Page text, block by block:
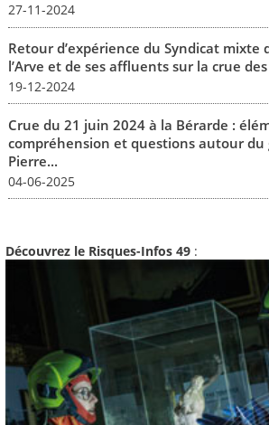
27-11-2024
Retour d’expérience du Syndicat mixte
l’Arve et de ses affluents sur la crue
19-12-2024
Crue du 21 juin 2024 à la Bérarde :
compréhension et questions autour du
Pierre...
04-06-2025
Découvrez le Risques-Infos 49 :